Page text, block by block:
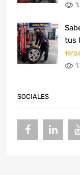
tus
19/
SOCIALES